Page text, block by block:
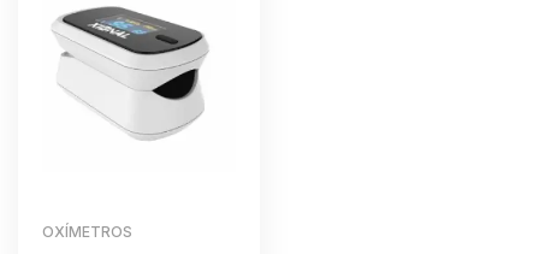
OXÍMETROS